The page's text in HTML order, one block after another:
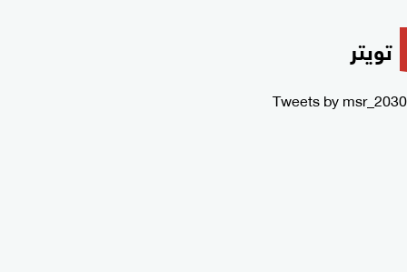
تويتر
Tweets by msr_2030